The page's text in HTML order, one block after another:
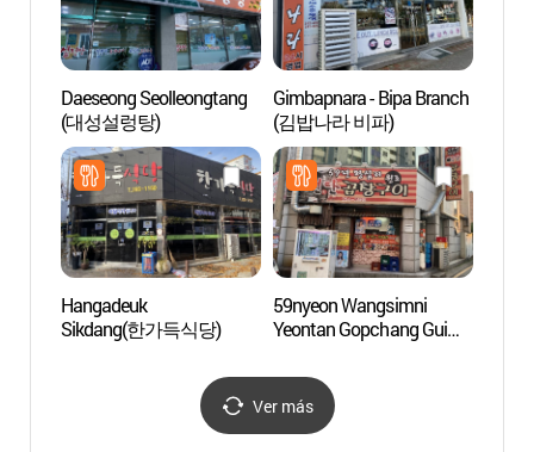
Daeseong Seolleongtang
(대성설렁탕)
Gimbapnara - Bipa Branch
(김밥나라 비파)
Hangadeuk
Sikdang(한가득식당)
59nyeon Wangsimni
Yeontan Gopchang Gui
이)
Ver más